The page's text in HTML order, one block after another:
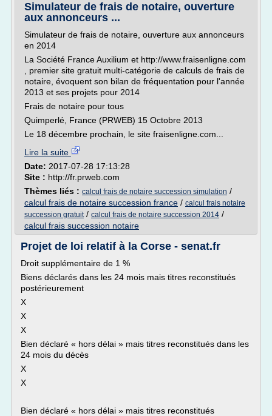
Simulateur de frais de notaire, ouverture
aux annonceurs ...
Simulateur de frais de notaire, ouverture aux annonceurs
en 2014
La Société France Auxilium et http://www.fraisenligne.com
, premier site gratuit multi-catégorie de calculs de frais de
notaire, évoquent son bilan de fréquentation pour l'année
2013 et ses projets pour 2014
Frais de notaire pour tous
Quimperlé, France (PRWEB) 15 Octobre 2013
Le 18 décembre prochain, le site fraisenligne.com...
Lire la suite
Date: 2017-07-28 17:13:28
Site : http://fr.prweb.com
Thèmes liés : calcul frais de notaire succession simulation /
calcul frais de notaire succession france / calcul frais notaire
succession gratuit/ calcul frais de notaire succession 2014 /
calcul frais succession notaire
Projet de loi relatif à la Corse - senat.fr
Droit supplémentaire de 1 %
Biens déclarés dans les 24 mois mais titres reconstitués
postérieurement
X
X
X
Bien déclaré « hors délai » mais titres reconstitués dans les
24 mois du décès
X
X
Bien déclaré « hors délai » mais titres reconstitués